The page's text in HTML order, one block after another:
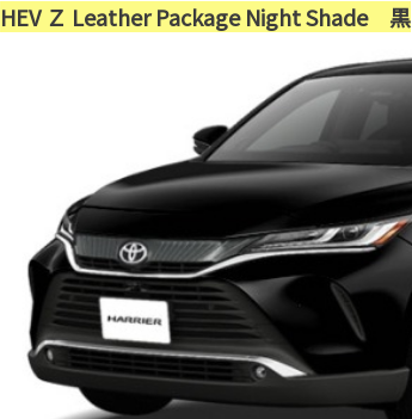
HEV Ｚ Leather Package Night Shade 黒